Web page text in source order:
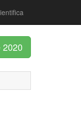
2020